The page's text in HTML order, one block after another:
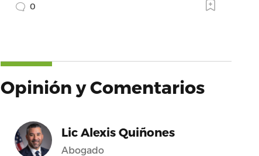
0
Opinión y Comentarios
Lic Alexis Quiñones
Abogado